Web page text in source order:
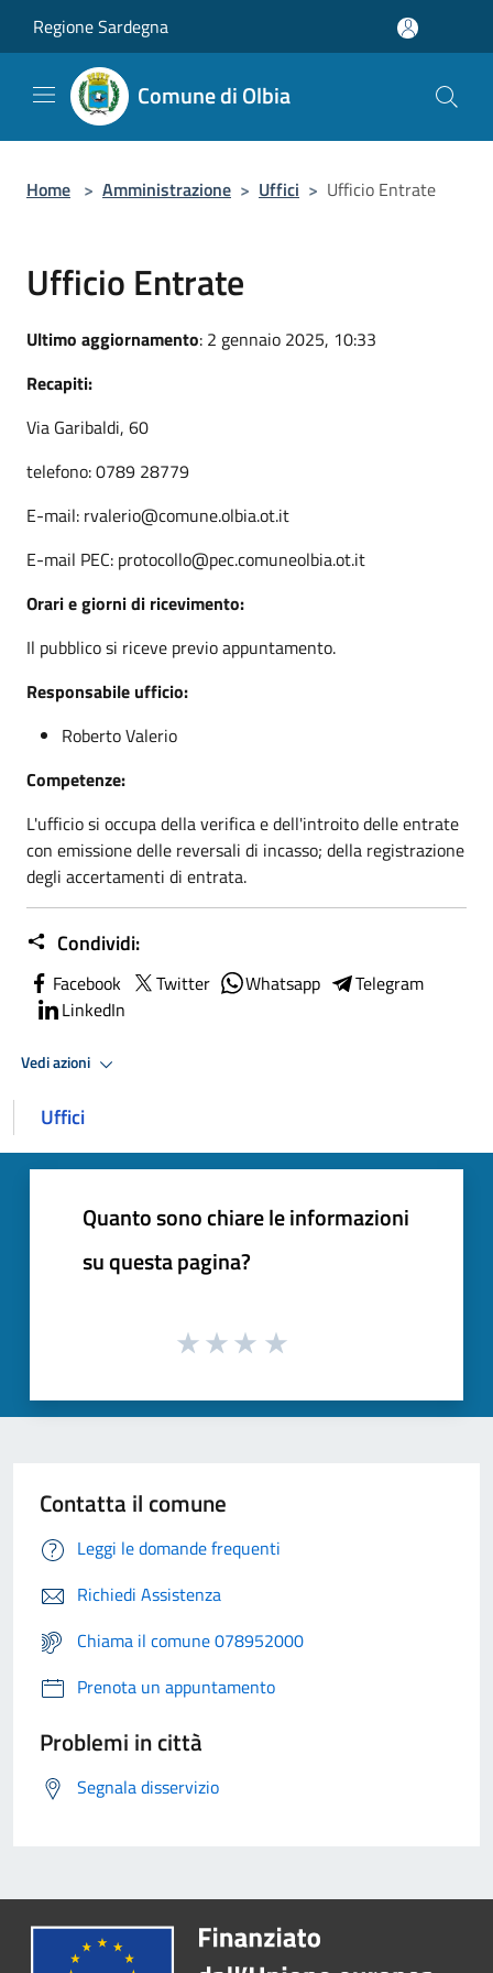
Regione Sardegna
Comune di Olbia
Home > Amministrazione > Uffici > Ufficio Entrate
Ufficio Entrate
Ultimo aggiornamento: 2 gennaio 2025, 10:33
Recapiti:
Via Garibaldi, 60
telefono: 0789 28779
E-mail: rvalerio@comune.olbia.ot.it
E-mail PEC: protocollo@pec.comuneolbia.ot.it
Orari e giorni di ricevimento:
Il pubblico si riceve previo appuntamento.
Responsabile ufficio:
Roberto Valerio
Competenze:
L'ufficio si occupa della verifica e dell'introito delle entrate
con emissione delle reversali di incasso; della registrazione
degli accertamenti di entrata.
Condividi:
Facebook Twitter Whatsapp
Telegram
LinkedIn
Vedi azioni
Uffici
Quanto sono chiare le informazioni
su questa pagina?
Contatta il comune
Leggi le domande frequenti
Richiedi Assistenza
Chiama il comune 078952000
Prenota un appuntamento
Problemi in città
Segnala disservizio